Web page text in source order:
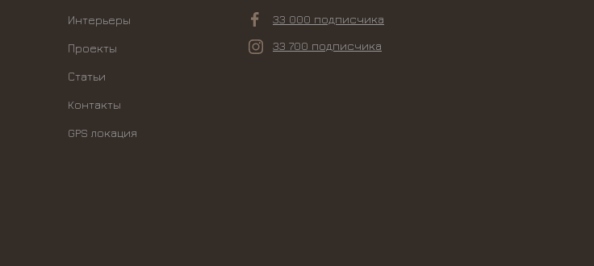
Интерьеры
Проекты
Статьи
Контакты
GPS локация
33 000 подписчика
33 700 подписчика